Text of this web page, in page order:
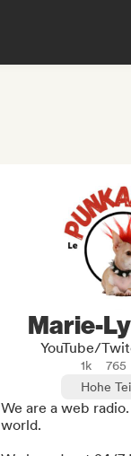
Marie-
YouTube/
1k
765
Hohe
We are a web
world.